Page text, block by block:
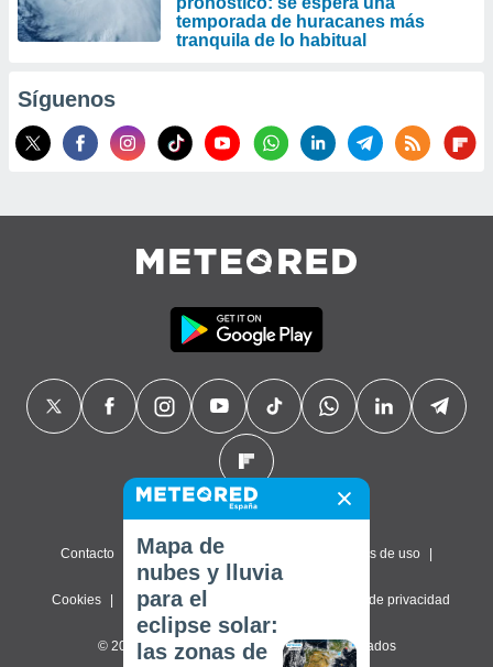
temporada de huracanes más
tranquila de lo habitual
Síguenos
Contacto Sobre nosotros Términos de uso
Cookies Política de privacidad Configuración de privacidad
© 2026 Meteored. Todos los derechos reservados
Mapa de
nubes y lluvia
para el
eclipse solar:
las zonas de